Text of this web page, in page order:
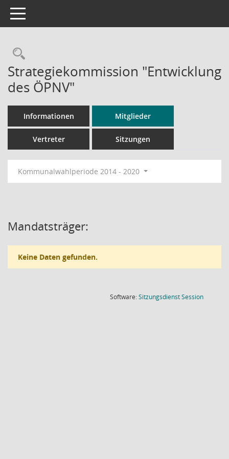
Toggle navigation
Rechercheauswahl
Strategiekommission "Entwicklung
des ÖPNV"
Informationen Mitglieder
Vertreter Sitzungen
Kommunalwahlperiode 2014 - 2020
Mandatsträger:
Keine Daten gefunden.
Software:SitzungsdienstSession(Wird in